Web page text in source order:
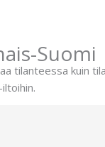
Suomi
tilanteessa kuin